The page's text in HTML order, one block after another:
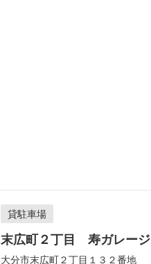
貸駐車場
末広町２丁目 寿ガレージ
大分市末広町２丁目１３２番地